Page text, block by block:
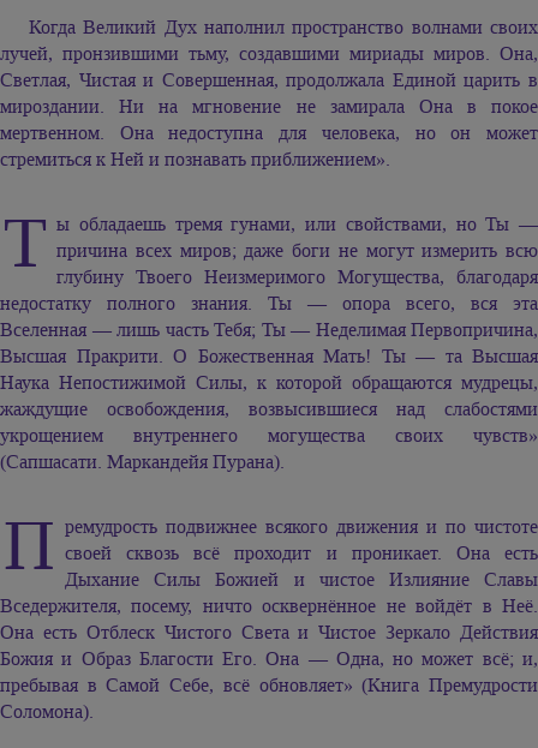
Когда Великий Дух наполнил пространство волнами своих
лучей, пронзившими тьму, создавшими мириады миров. Она,
Светлая, Чистая и Совершенная, продолжала Единой царить в
мироздании. Ни на мгновение не замирала Она в покое
мертвенном. Она недоступна для человека, но он может
стремиться к Ней и познавать приближением».
Т ы обладаешь тремя гунами, или свойствами, но Ты —
причина всех миров; даже боги не могут измерить всю
глубину Твоего Неизмеримого Могущества, благодаря
недостатку полного знания. Ты — опора всего, вся эта
Вселенная — лишь часть Тебя; Ты — Неделимая Первопричина,
Высшая Пракрити. О Божественная Мать! Ты — та Высшая
Наука Непостижимой Силы, к которой обращаются мудрецы,
жаждущие освобождения, возвысившиеся над слабостями
укрощением внутреннего могущества своих чувств»
(Сапшасати. Маркандейя Пурана).
П ремудрость подвижнее всякого движения и по чистоте
своей сквозь всё проходит и проникает. Она есть
Дыхание Силы Божией и чистое Излияние Славы
Вседержителя, посему, ничто осквернённое не войдёт в Неё.
Она есть Отблеск Чистого Света и Чистое Зеркало Действия
Божия и Образ Благости Его. Она — Одна, но может всё; и,
пребывая в Самой Себе, всё обновляет» (Книга Премудрости
Соломона).